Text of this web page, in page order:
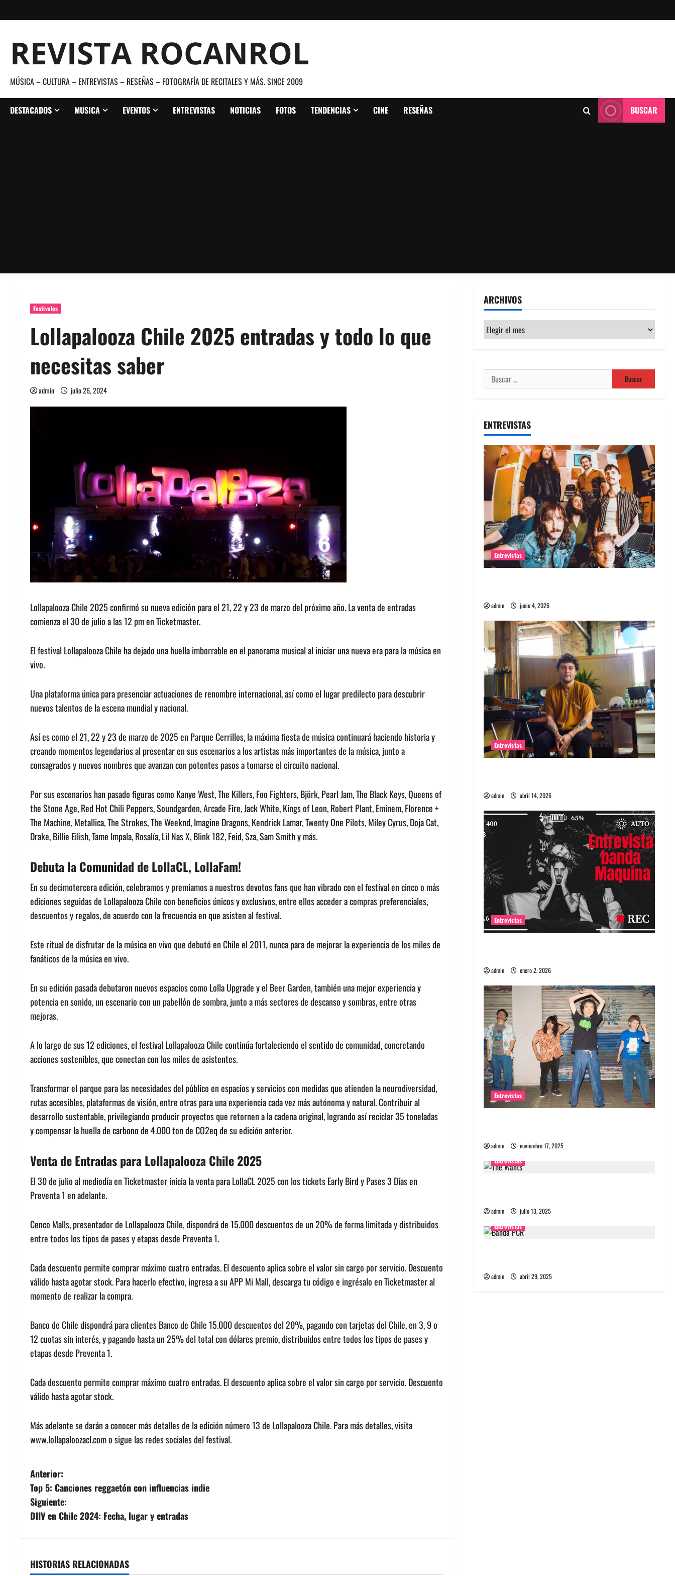
al
REVISTA ROCANROL
MÚSICA – CULTURA – ENTREVISTAS – RESEÑAS – FOTOGRAFÍA DE RECITALES Y MÁS. SINCE 2009
DESTACADOS MUSICA EVENTOS ENTREVISTAS NOTICIAS FOTOS TENDENCIAS CINE RESEÑAS BUSCAR
Festivales
Lollapalooza Chile 2025 entradas y todo lo que
necesitas saber
admin julio 26, 2024
Lollapalooza Chile 2025 confirmó su nueva edición para el 21, 22 y 23 de marzo del próximo año. La venta de entradas
comienza el 30 de julio a las 12 pm en Ticketmaster.
El festival Lollapalooza Chile ha dejado una huella imborrable en el panorama musical al iniciar una nueva era para la música en
vivo.
Una plataforma única para presenciar actuaciones de renombre internacional, así como el lugar predilecto para descubrir
nuevos talentos de la escena mundial y nacional.
Así es como el 21, 22 y 23 de marzo de 2025 en Parque Cerrillos, la máxima fiesta de música continuará haciendo historia y
creando momentos legendarios al presentar en sus escenarios a los artistas más importantes de la música, junto a
consagrados y nuevos nombres que avanzan con potentes pasos a tomarse el circuito nacional.
Por sus escenarios han pasado figuras como Kanye West, The Killers, Foo Fighters, Björk, Pearl Jam, The Black Keys, Queens of
the Stone Age, Red Hot Chili Peppers, Soundgarden, Arcade Fire, Jack White, Kings of Leon, Robert Plant, Eminem, Florence +
The Machine, Metallica, The Strokes, The Weeknd, Imagine Dragons, Kendrick Lamar, Twenty One Pilots, Miley Cyrus, Doja Cat,
Drake, Billie Eilish, Tame Impala, Rosalía, Lil Nas X, Blink 182, Feid, Sza, Sam Smith y más.
Debuta la Comunidad de LollaCL, LollaFam!
En su decimotercera edición, celebramos y premiamos a nuestros devotos fans que han vibrado con el festival en cinco o más
ediciones seguidas de Lollapalooza Chile con beneficios únicos y exclusivos, entre ellos acceder a compras preferenciales,
descuentos y regalos, de acuerdo con la frecuencia en que asisten al festival.
Este ritual de disfrutar de la música en vivo que debutó en Chile el 2011, nunca para de mejorar la experiencia de los miles de
fanáticos de la música en vivo.
En su edición pasada debutaron nuevos espacios como Lolla Upgrade y el Beer Garden, también una mejor experiencia y
potencia en sonido, un escenario con un pabellón de sombra, junto a más sectores de descanso y sombras, entre otras
mejoras.
A lo largo de sus 12 ediciones, el festival Lollapalooza Chile continúa fortaleciendo el sentido de comunidad, concretando
acciones sostenibles, que conectan con los miles de asistentes.
Transformar el parque para las necesidades del público en espacios y servicios con medidas que atienden la neurodiversidad,
rutas accesibles, plataformas de visión, entre otras para una experiencia cada vez más autónoma y natural. Contribuir al
desarrollo sustentable, privilegiando producir proyectos que retornen a la cadena original, logrando así reciclar 35 toneladas
y compensar la huella de carbono de 4.000 ton de CO2eq de su edición anterior.
Venta de Entradas para Lollapalooza Chile 2025
El 30 de julio al mediodía en Ticketmaster inicia la venta para LollaCL 2025 con los tickets Early Bird y Pases 3 Días en
Preventa 1 en adelante.
Cenco Malls, presentador de Lollapalooza Chile, dispondrá de 15.000 descuentos de un 20% de forma limitada y distribuidos
entre todos los tipos de pases y etapas desde Preventa 1.
Cada descuento permite comprar máximo cuatro entradas. El descuento aplica sobre el valor sin cargo por servicio. Descuento
válido hasta agotar stock. Para hacerlo efectivo, ingresa a su APP Mi Mall, descarga tu código e ingrésalo en Ticketmaster al
momento de realizar la compra.
Banco de Chile dispondrá para clientes Banco de Chile 15.000 descuentos del 20%, pagando con tarjetas del Chile, en 3, 9 o
12 cuotas sin interés, y pagando hasta un 25% del total con dólares premio, distribuidos entre todos los tipos de pases y
etapas desde Preventa 1.
Cada descuento permite comprar máximo cuatro entradas. El descuento aplica sobre el valor sin cargo por servicio. Descuento
válido hasta agotar stock.
Más adelante se darán a conocer más detalles de la edición número 13 de Lollapalooza Chile. Para más detalles, visita
www.lollapaloozacl.com o sigue las redes sociales del festival.
N
a
v
g
Anterior:
Top 5: Canciones reggaetón con influencias indie
Siguiente:
DIIV en Chile 2024: Fecha, lugar y entradas
HISTORIAS RELACIONADAS
ARCHIVOS
Archivos
Buscar:
ENTREVISTAS
Entrevistas
admin junio 4, 2026
Entrevistas
admin abril 14, 2026
Entrevistas
admin enero 2, 2026
Entrevistas
admin
noviembre 17, 2025
Entrevistas
admin
julio 13, 2025
Entrevistas
admin abril 29, 2025